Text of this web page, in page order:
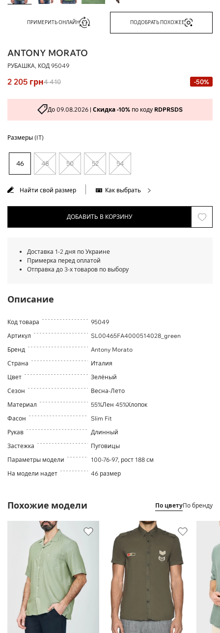
ПРИМЕРИТЬ ОНЛАЙН ПОДОБРАТЬ ПОХОЖЕЕ
ANTONY MORATO
РУБАШКА, КОД 95049
2 205 грн4 410 -50%
До 09.08.2026 | Скидка -10% по коду RDPRSDS
Размеры (IT)
46 48 50 52 54
Найти свой размер Как выбрать
ДОБАВИТЬ В КОРЗИНУ
Доставка 1-2 дня по Украине
Примерка перед оплатой
Отправка до 3-х товаров по выбору
Описание
Код товара
95049
Артикул
SL00465FA4000514028_green
Бренд
Antony Morato
Страна
Италия
Цвет
Зелёный
Сезон
Весна-Лето
Материал
55%Лен 45%Хлопок
Фасон
Slim Fit
Рукав
Длинный
Застежка
Пуговицы
Параметры модели
100-76-97, рост 188 см
На модели надет
46 размер
Похожие модели По цветуПо бренду